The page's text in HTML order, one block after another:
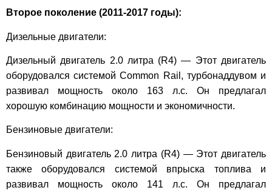
Второе поколение (2011-2017 годы):
Дизельные двигатели:
Дизельный двигатель 2.0 литра (R4) — Этот двигатель
оборудовался системой Common Rail, турбонаддувом и
развивал мощность около 163 л.с. Он предлагал
хорошую комбинацию мощности и экономичности.
Бензиновые двигатели:
Бензиновый двигатель 2.0 литра (R4) — Этот двигатель
также оборудовался системой впрыска топлива и
развивал мощность около 141 л.с. Он предлагал